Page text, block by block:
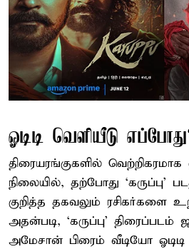
ஓடிடி வெளியீடு
திரையரங்குகளில்
நிலையில், தற்போது ‘கருப்பு’
குறித்த தகவலும் ரசிகர்களை
அதன்படி, ‘கருப்பு’ திரைப்படம்
அமேசான் பிரைம் வீடியோ